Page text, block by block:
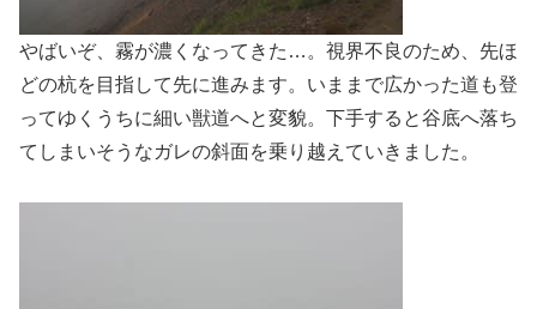
やばいぞ、霧が濃くなってきた…。視界不良のため、先ほ
どの杭を目指して先に進みます。いままで広かった道も登
ってゆくうちに細い獣道へと変貌。下手すると谷底へ落ち
てしまいそうなガレの斜面を乗り越えていきました。